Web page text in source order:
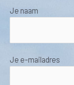
Je naam
Je e-mailadres